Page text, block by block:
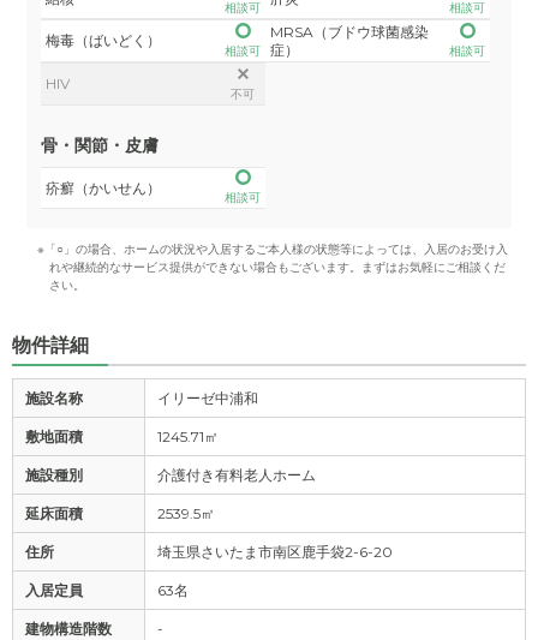
相談可 相談可
梅毒（ばいどく）
相談可
MRSA（ブドウ球菌感染
症）
相談可
HIV
不可
骨・関節・皮膚
疥癬（かいせん）
相談可
※「○」の場合、ホームの状況や入居するご本人様の状態等によっては、入居のお受け入
れや継続的なサービス提供ができない場合もございます。まずはお気軽にご相談くだ
さい。
物件詳細
施設名称 イリーゼ中浦和
敷地面積 1245.71㎡
施設種別 介護付き有料老人ホーム
延床面積 2539.5㎡
住所 埼玉県さいたま市南区鹿手袋2-6-20
入居定員 63名
建物構造階数 -